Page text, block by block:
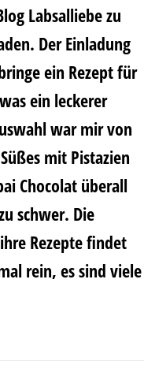
Labsalliebezu
Der Einladung
ein Rezeptfür
ein leckerer
war mir von
mit Pistazien
Chocolat überall
schwer. Die
Rezepte findet
rein, es sind viele